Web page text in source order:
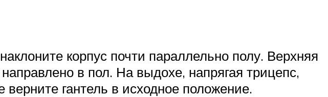
корпус почти параллельно полу. Верхняя
в пол. На выдохе, напрягая трицепс,
гантель в исходное положение.